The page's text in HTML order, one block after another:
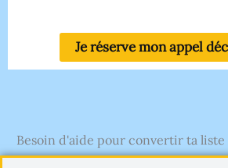
Je réserve mon appel
Besoin d'aide pour convertir ta liste